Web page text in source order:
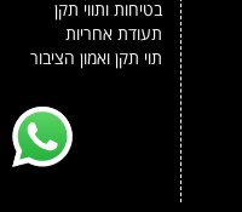
בטיחות ותווי תקן
תעודת אחריות
תוי תקן ואמון הציבור